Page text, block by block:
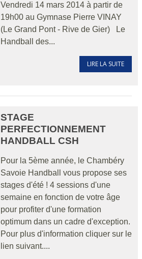
Vendredi 14 mars 2014 à partir de
19h00 au Gymnase Pierre VINAY
(Le Grand Pont - Rive de Gier) Le
Handball des...
LIRE LA SUITE
STAGE
PERFECTIONNEMENT
HANDBALL CSH
Pour la 5ème année, le Chambéry
Savoie Handball vous propose ses
stages d'été ! 4 sessions d'une
semaine en fonction de votre âge
pour profiter d'une formation
optimum dans un cadre d'exception.
Pour plus d'information cliquer sur le
lien suivant....